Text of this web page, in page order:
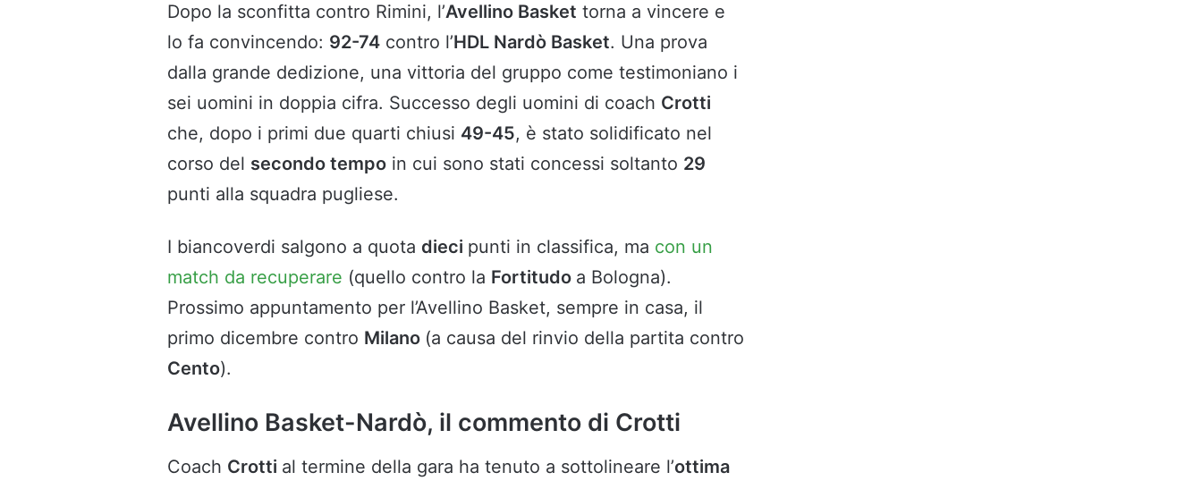
Dopo la sconfitta contro Rimini, l’Avellino Basket torna a vincere e
lo fa convincendo: 92-74 contro l’HDL Nardò Basket. Una prova
dalla grande dedizione, una vittoria del gruppo come testimoniano i
sei uomini in doppia cifra. Successo degli uomini di coach Crotti
che, dopo i primi due quarti chiusi 49-45, è stato solidificato nel
corso del secondo tempo in cui sono stati concessi soltanto 29
punti alla squadra pugliese.
I biancoverdi salgono a quota dieci punti in classifica, ma con un
match da recuperare (quello contro la Fortitudo a Bologna).
Prossimo appuntamento per l’Avellino Basket, sempre in casa, il
primo dicembre contro Milano (a causa del rinvio della partita contro
Cento).
Avellino Basket-Nardò, il commento di Crotti
Coach Crotti al termine della gara ha tenuto a sottolineare l’ottima